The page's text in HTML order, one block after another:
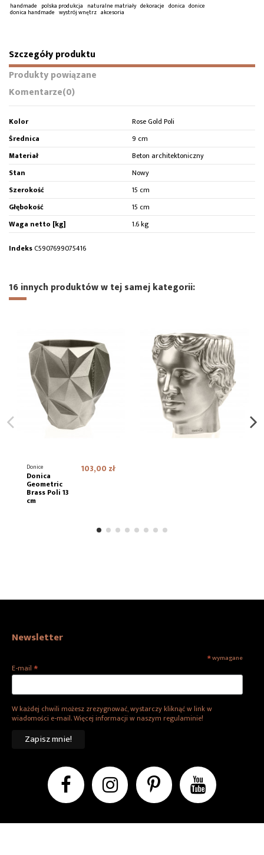
handmade polska produkcja naturalne matriały dekoracje donica donice
donica handmade wystrój wnętrz akcesoria
Szczegóły produktu
Produkty powiązane
Komentarze(0)
Kolor
Rose Gold Poli
Średnica
9 cm
Materiał
Beton architektoniczny
Stan
Nowy
Szerokość
15 cm
Głębokość
15 cm
Waga netto [kg]
1.6 kg
IndeksC5907699075416
16 innych produktów w tej samej kategorii:
Donice
Donica
Geometric
Brass Poli 13
cm
103,00 zł
Newsletter
*wymagane
E-mail *
W każdej chwili możesz zrezygnować, wystarczy kliknąć w link w
wiadomości e-mail. Więcej informacji w naszym regulaminie!